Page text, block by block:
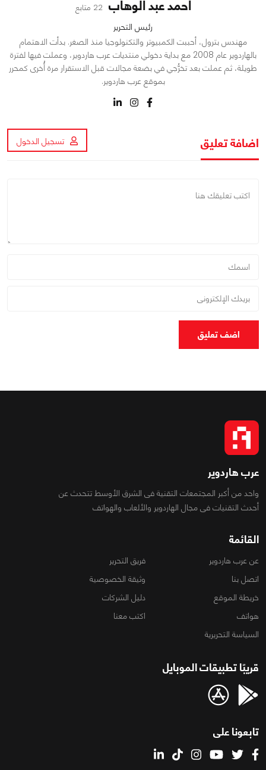
أحمد عبد الوهاب 22 متابع
رئيس التحرير
مهندس بترول، أحببت الكمبيوتر والتكنولوجيا منذ الصغر. بدأت الاهتمام
بالهاردوير عام 2008 مع بداية دخولي منتديات عرب هاردوير، وعملت فيها لفترة
طويلة، ثم عملت بعد تخرُّجي في بضعة مجالات قبل الاستقرار مرة أُخرى كمحرر
بموقع عرب هاردوير.
اضافة تعليق تسجيل الدخول
اضف تعليق
عرب هاردوير
واحد من أكبر المجتمعات التقنية فى الشرق الأوسط تتحدث عن
أحدث التقنيات فى مجال الهاردوير والألعاب والهواتف
القائمة
عن عرب هاردوير
فريق التحرير
اتصل بنا
وثيقة الخصوصية
خريطة الموقع
دليل الشركات
هواتف
اكتب معنا
السياسة التحريرية
قريبًا تطبيقات الموبايل
تابعونا على